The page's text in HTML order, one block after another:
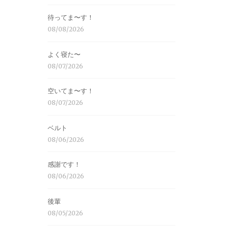
待ってま〜す！
08/08/2026
よく寝た〜
08/07/2026
空いてま〜す！
08/07/2026
ベルト
08/06/2026
感謝です！
08/06/2026
後輩
08/05/2026